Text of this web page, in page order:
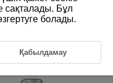
via Wireless LAN.
with a WFT-R10-series
as a receiver.
camera. Movie shooting is
Бұл
болады.
Қабылдамау